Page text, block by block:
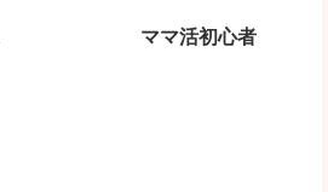
ママ活初心者